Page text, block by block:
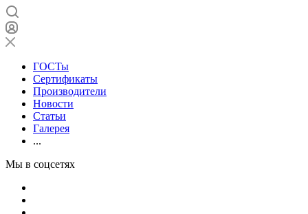
ГОСТы
Сертификаты
Производители
Новости
Статьи
Галерея
...
Мы в соцсетях